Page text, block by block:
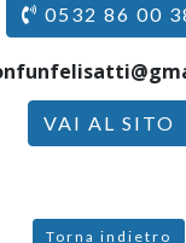
0532 86 00
VAI AL SITO
Torna indietro